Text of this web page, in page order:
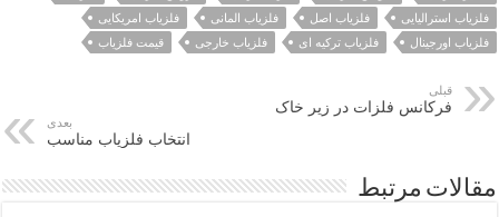
فلزیاب استرالیایی
فلزیاب اصل فلزیاب المانی
فلزیاب امریکایی
فلزیاب اورجینال
فلزیاب ترکیه ای فلزیاب خارجی قیمت فلزیاب
قبلی
فرکانس فلزات در زیر خاک
بعدی
انتخاب فلزیاب مناسب
مقالات مرتبط